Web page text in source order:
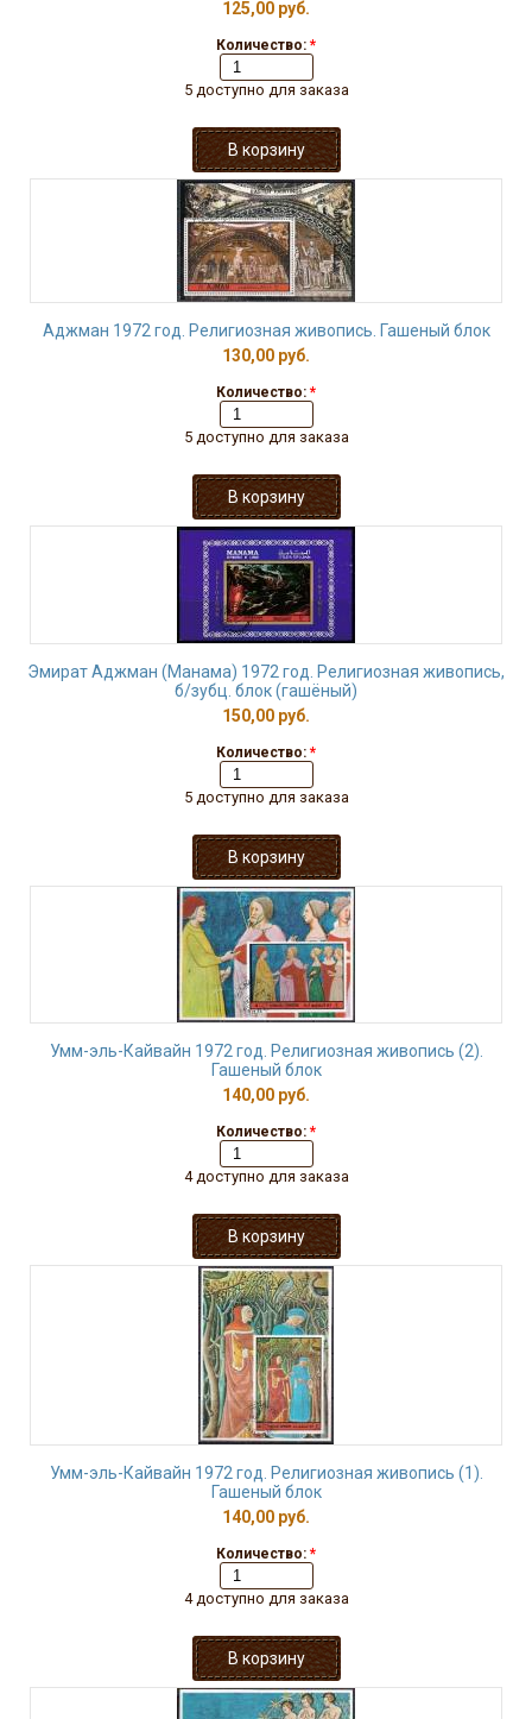
125,00 руб.
Количество: *
5 доступно для заказа
Аджман 1972 год. Религиозная живопись. Гашеный блок
130,00 руб.
Количество: *
5 доступно для заказа
Эмират Аджман (Манама) 1972 год. Религиозная живопись,
б/зубц. блок (гашёный)
150,00 руб.
Количество: *
5 доступно для заказа
Умм-эль-Кайвайн 1972 год. Религиозная живопись (2).
Гашеный блок
140,00 руб.
Количество: *
4 доступно для заказа
Умм-эль-Кайвайн 1972 год. Религиозная живопись (1).
Гашеный блок
140,00 руб.
Количество: *
4 доступно для заказа